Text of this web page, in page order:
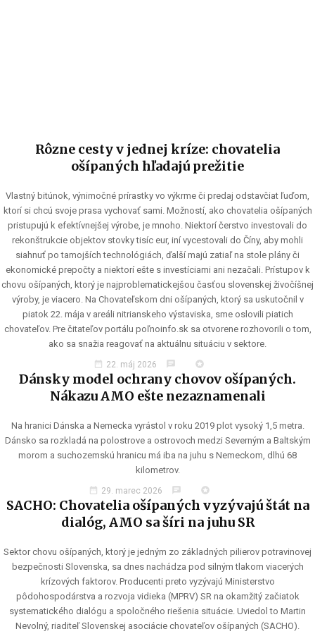
Rôzne cesty v jednej kríze: chovatelia
ošípaných hľadajú prežitie
Vlastný bitúnok, výnimočné prírastky vo výkrme či predaj odstavčiat ľuďom,
ktorí si chcú svoje prasa vychovať sami. Možností, ako chovatelia ošípaných
pristupujú k efektívnejšej výrobe, je mnoho. Niektorí čerstvo investovali do
rekonštrukcie objektov stovky tisíc eur, iní vycestovali do Číny, aby mohli
siahnuť po tamojších technológiách, ďalší majú zatiaľ na stole plány či
ekonomické prepočty a niektorí ešte s investíciami ani nezačali. Prístupov k
chovu ošípaných, ktorý je najproblematickejšou časťou slovenskej živočíšnej
výroby, je viacero. Na Chovateľskom dni ošípaných, ktorý sa uskutočnil v
piatok 22. mája v areáli nitrianskeho výstaviska, sme oslovili piatich
chovateľov. Pre čitateľov portálu poľnoinfo.sk sa otvorene rozhovorili o tom,
ako sa snažia reagovať na aktuálnu situáciu v sektore.
date_range 22. máj 2026 chat stars
Dánsky model ochrany chovov ošípaných.
Nákazu AMO ešte nezaznamenali
Na hranici Dánska a Nemecka vyrástol v roku 2019 plot vysoký 1,5 metra.
Dánsko sa rozkladá na polostrove a ostrovoch medzi Severným a Baltským
morom a suchozemskú hranicu má iba na juhu s Nemeckom, dlhú 68
kilometrov.
date_range 29. marec 2026 chat stars
SACHO: Chovatelia ošípaných vyzývajú štát na
dialóg, AMO sa šíri na juhu SR
Sektor chovu ošípaných, ktorý je jedným zo základných pilierov potravinovej
bezpečnosti Slovenska, sa dnes nachádza pod silným tlakom viacerých
krízových faktorov. Producenti preto vyzývajú Ministerstvo
pôdohospodárstva a rozvoja vidieka (MPRV) SR na okamžitý začiatok
systematického dialógu a spoločného riešenia situácie. Uviedol to Martin
Nevolný, riaditeľ Slovenskej asociácie chovateľov ošípaných (SACHO).